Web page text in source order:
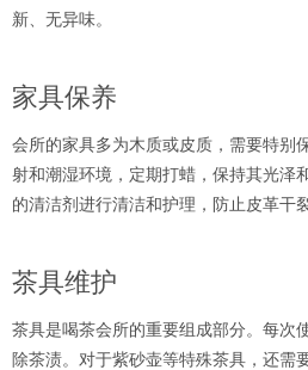
新、无异味。
家具保养
会所的家具多为木质或皮质，需要特别
射和潮湿环境，定期打蜡，保持其光泽
的清洁剂进行清洁和护理，防止皮革干裂
茶具维护
茶具是喝茶会所的重要组成部分。每次
除茶渍。对于紫砂壶等特殊茶具，还需